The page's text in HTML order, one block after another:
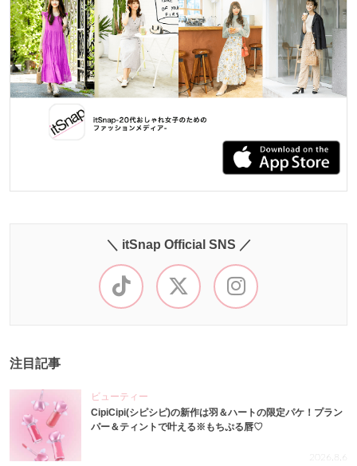
＼ itSnap Official SNS ／
注目記事
ビューティー
CipiCipi(シピシピ)の新作は羽＆ハートの限定パケ！プラン
パー＆ティントで叶える※もちぷる唇♡
2026.8.6